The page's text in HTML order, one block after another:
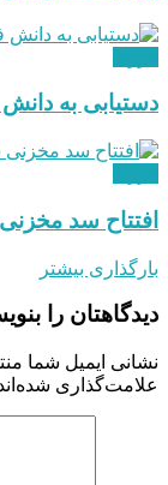
دستیابی به
افتتاح سد
بارگذاری بیشتر
دیدگاهتان را
نشانی ایمیل شما
علامت‌گذاری